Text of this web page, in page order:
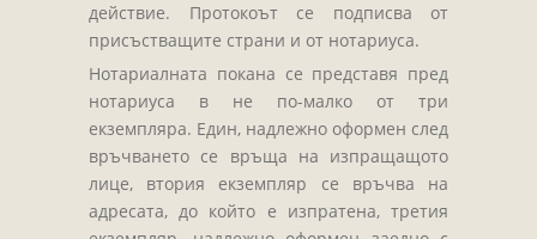
КОНТАКТИ
действие. Протокоът се подписва от
присъстващите страни и от нотариуса.
Нотариалната покана се представя пред
нотариуса в не по-малко от три
екземпляра. Един, надлежно оформен след
връчването се връща на изпращащото
лице, втория екземпляр се връчва на
адресата, до който е изпратена, третия